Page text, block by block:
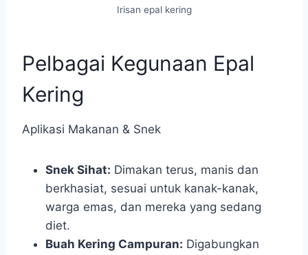
Irisan epal kering
Pelbagai Kegunaan Epal
Kering
Aplikasi Makanan & Snek
Snek Sihat: Dimakan terus, manis dan
berkhasiat, sesuai untuk kanak-kanak,
warga emas, dan mereka yang sedang
diet.
Buah Kering Campuran: Digabungkan